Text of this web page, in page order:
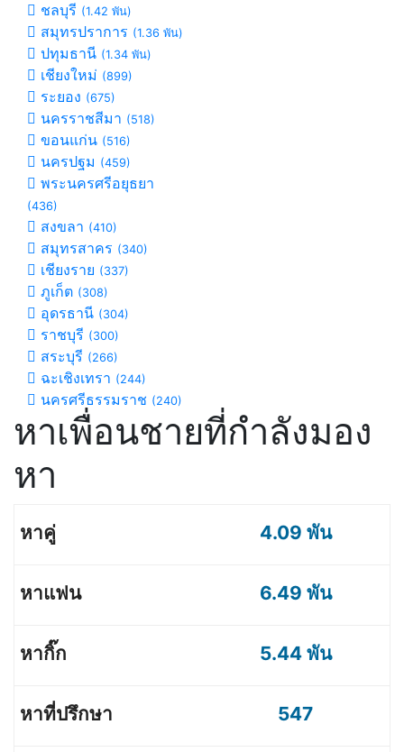
ชลบุรี (1.42 พัน)
สมุทรปราการ (1.36 พัน)
ปทุมธานี (1.34 พัน)
เชียงใหม่ (899)
ระยอง (675)
นครราชสีมา (518)
ขอนแก่น (516)
นครปฐม (459)
พระนครศรีอยุธยา
(436)
สงขลา (410)
สมุทรสาคร (340)
เชียงราย (337)
ภูเก็ต (308)
อุดรธานี (304)
ราชบุรี (300)
สระบุรี (266)
ฉะเชิงเทรา (244)
นครศรีธรรมราช (240)
หาเพื่อนชายที่กำลังมอง
หา
4.09 พัน
6.49 พัน
5.44 พัน
547